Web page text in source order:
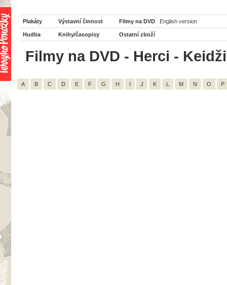
Plakáty Výstavní činnost Filmy na DVD English version
Hudba Knihy/časopisy Ostatní zboží
Filmy na DVD - Herci -
A B C D E F G H I J K L M N O P